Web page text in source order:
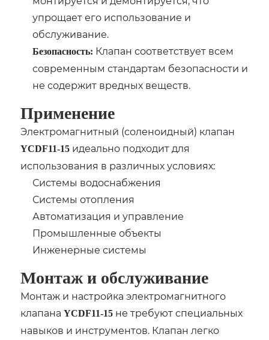
упрощает его использование и
обслуживание.
Безопасность: Клапан соответствует всем
современным стандартам безопасности и
не содержит вредных веществ.
Применение
Электромагнитный (соленоидный) клапан
YCDF11-15 идеально подходит для
использования в различных условиях:
Системы водоснабжения
Системы отопления
Автоматизация и управление
Промышленные объекты
Инженерные системы
Монтаж и обслуживание
Монтаж и настройка электромагнитного
клапанаYCDF11-15 не требуют специальных
навыков и инструментов. Клапан легко